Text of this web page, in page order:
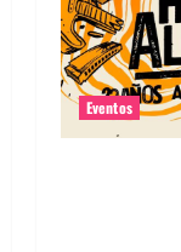
Eventos